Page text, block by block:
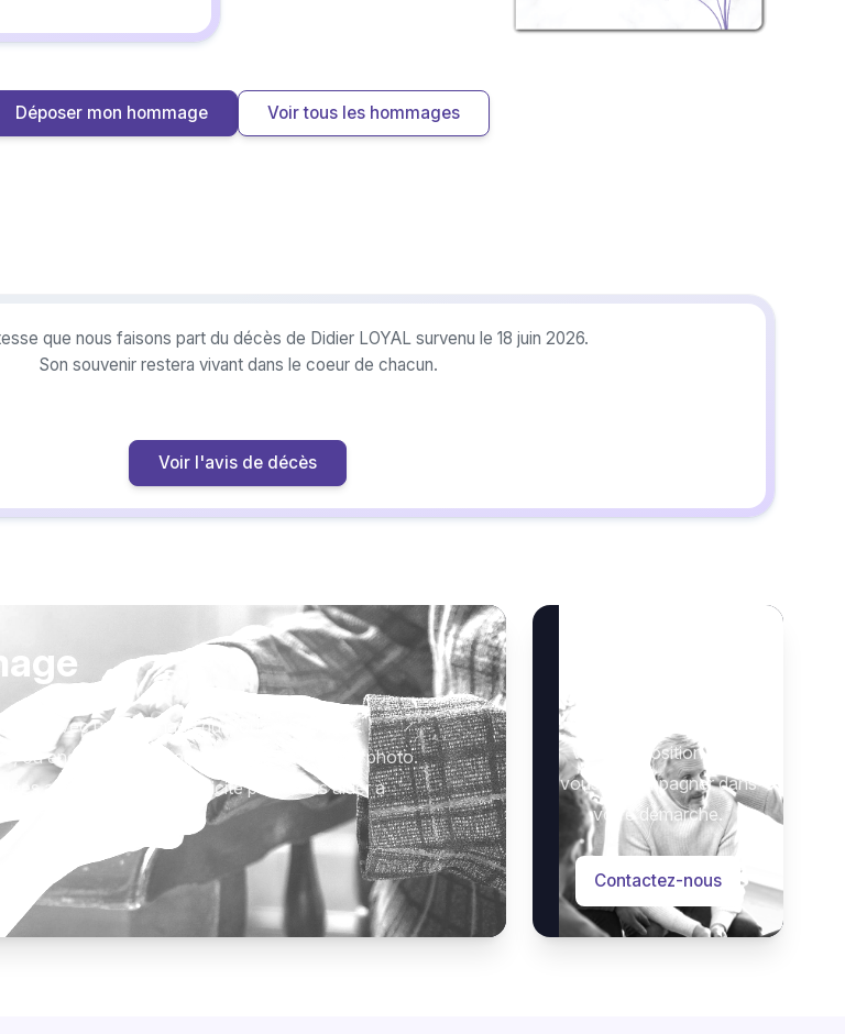
Déposer mon hommage Voir tous les hommages
que nous faisons part du décès de Didier LOYAL survenu le 18 juin 2026.
Son souvenir restera vivant dans le coeur de chacun.
Voir l'avis de décès
avec un hommage qui vous ressemble :
ou encore un message accompagné d'une photo.
avec respect et simplicité pour vous aider à
votre disposition pour
vous accompagner dans
votre démarche.
Contactez-nous